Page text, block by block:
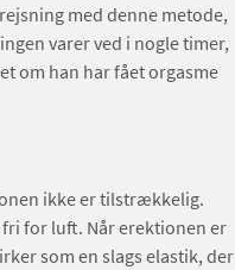
med denne metode,
varer ved i nogle timer,
om han har fået orgasme
ikke er tilstrækkelig.
for luft. Når erektionen er
som en slags elastik, der